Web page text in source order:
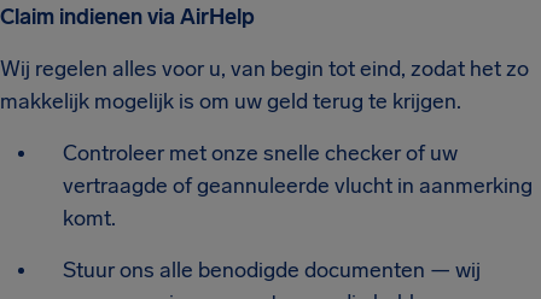
Claim indienen via AirHelp
Wij regelen alles voor u, van begin tot eind, zodat het zo
makkelijk mogelijk is om uw geld terug te krijgen.
Controleer met onze snelle checker of uw
vertraagde of geannuleerde vlucht in aanmerking
komt.
Stuur ons alle benodigde documenten — wij